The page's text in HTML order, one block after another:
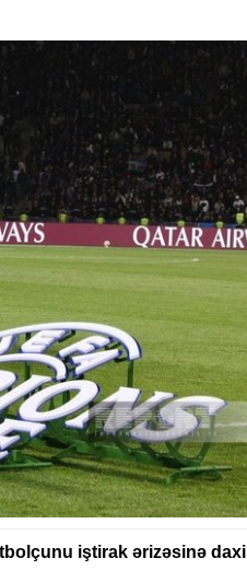
iştirak ərizəsinə daxil